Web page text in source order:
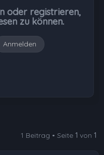
oder registrieren,
zu können.
Anmelden
1 Beitrag • Seite 1 von 1